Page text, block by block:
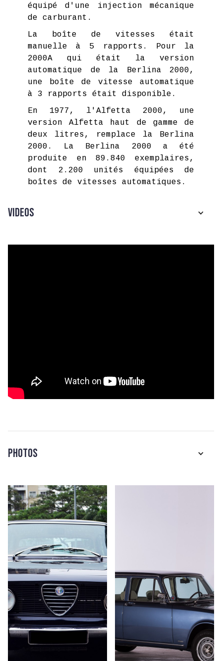
équipé d'une injection mécanique
de carburant.
La boîte de vitesses était
manuelle à 5 rapports. Pour la
2000A qui était la version
automatique de la Berlina 2000,
une boîte de vitesse automatique
à 3 rapports était disponible.
En 1977, l'Alfetta 2000, une
version Alfetta haut de gamme de
deux litres, remplace la Berlina
2000. La Berlina 2000 a été
produite en 89.840 exemplaires,
dont 2.200 unités équipées de
boîtes de vitesses automatiques.
Videos
Photos